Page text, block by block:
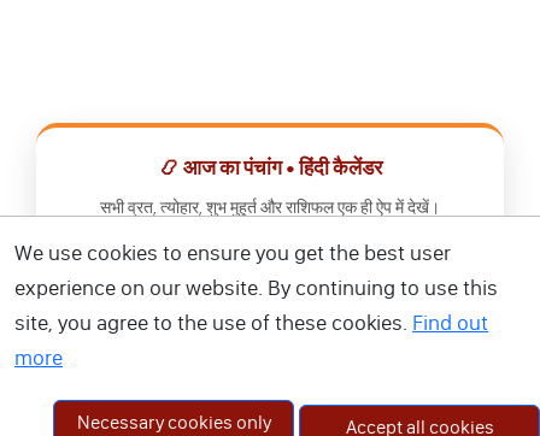
📿 आज का पंचांग • हिंदी कैलेंडर
सभी व्रत, त्योहार, शुभ मुहूर्त और राशिफल एक ही ऐप में देखें।
📅 हिंदी कैलेंडर ऐप डाउनलोड करें
We use cookies to ensure you get the best user
experience on our website. By continuing to use this
site, you agree to the use of these cookies. Find out
more
Necessary cookies only Accept all cookies